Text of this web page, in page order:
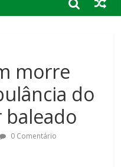
morre
do
baleado
0 Comentário